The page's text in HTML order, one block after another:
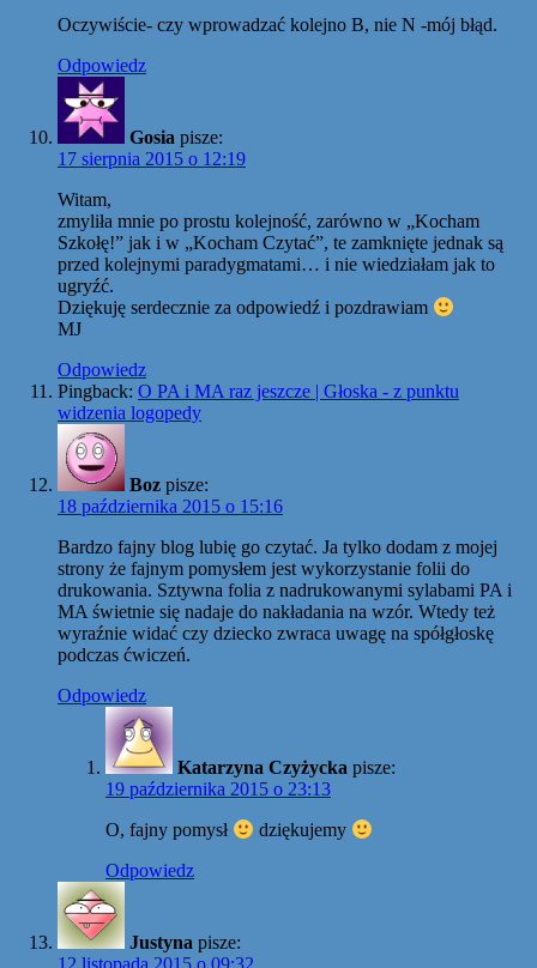
Oczywiście- czy wprowadzać kolejno B, nie N -mój błąd.
Odpowiedz
Gosia pisze:
17 sierpnia 2015 o 12:19
Witam,
zmyliła mnie po prostu kolejność, zarówno w „Kocham
Szkołę!” jak i w „Kocham Czytać”, te zamknięte jednak są
przed kolejnymi paradygmatami… i nie wiedziałam jak to
ugryźć.
Dziękuję serdecznie za odpowiedź i pozdrawiam
MJ
Odpowiedz
Pingback: O PA i MA raz jeszcze | Głoska - z punktu
widzenia logopedy
Boz pisze:
18 października 2015 o 15:16
Bardzo fajny blog lubię go czytać. Ja tylko dodam z mojej
strony że fajnym pomysłem jest wykorzystanie folii do
drukowania. Sztywna folia z nadrukowanymi sylabami PA i
MA świetnie się nadaje do nakładania na wzór. Wtedy też
wyraźnie widać czy dziecko zwraca uwagę na spółgłoskę
podczas ćwiczeń.
Odpowiedz
Katarzyna Czyżycka pisze:
19 października 2015 o 23:13
O, fajny pomysł
dziękujemy
Odpowiedz
Justyna pisze: